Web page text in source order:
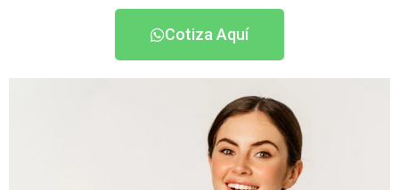
Cotiza Aquí